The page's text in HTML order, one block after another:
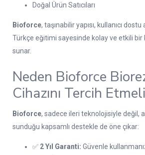
Doğal Ürün Satıcıları
Bioforce, taşınabilir yapısı, kullanıcı
Türkçe eğitimi sayesinde kolay ve etkili bir
sunar.
Neden Bioforce
Cihazını Tercih
Bioforce, sadece ileri teknolojisiyle değil,
sunduğu kapsamlı destekle de öne çıkar:
✅ 2 Yıl Garanti: Güvenle